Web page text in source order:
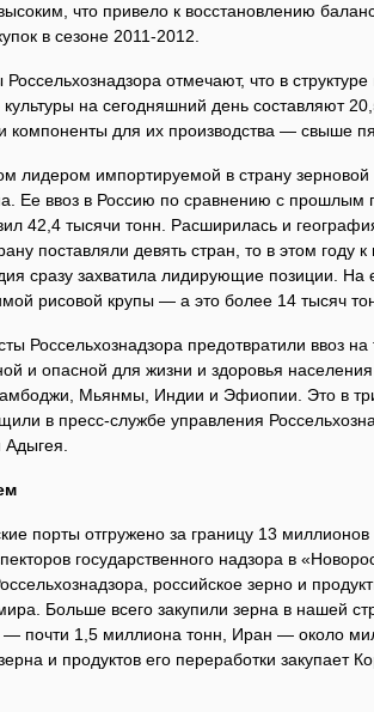
что привело к восстановлению
в сезоне 2011-2012.
отмечают, что в
на сегодняшний день составляют
компоненты для их производства — свыше
лидером импортируемой в страну
Ее ввоз в Россию по сравнению с прошлым
42,4 тысячи тонн. Расширилась и
поставляли девять стран, то в этом
сразу захватила лидирующие позиции. На
рисовой крупы — а это более 14 тысяч
Россельхознадзора предотвратили ввоз
и опасной для жизни и здоровья
Мьянмы, Индии и Эфиопии. Это в
в пресс-службе управления
Адыгея.
порты отгружено за границу 13
государственного надзора в
российское зерно и
Больше всего закупили зерна в нашей
— почти 1,5 миллиона тонн, Иран — около
и продуктов его переработки